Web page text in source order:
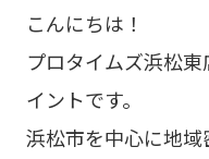
こんにちは！
プロタイムズ浜松
イントです。
浜松市を中心に地